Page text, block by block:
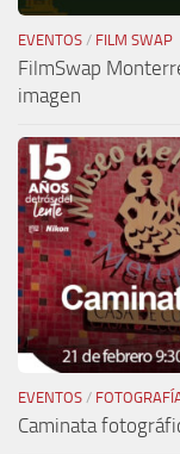
EVENTOS / FILM SWAP
FilmSwap
imagen
EVENTOS /
Caminata